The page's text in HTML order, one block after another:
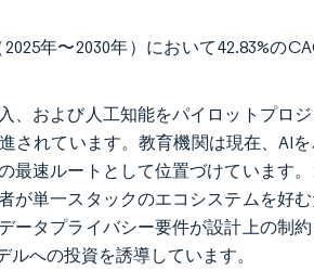
年〜2030年）において42.83%の
および人工知能をパイロットプロ
れています。教育機関は現在、AIを
速ルートとして位置づけています
単一スタックのエコシステムを好
ータプライバシー要件が設計上の制
への投資を誘導しています。